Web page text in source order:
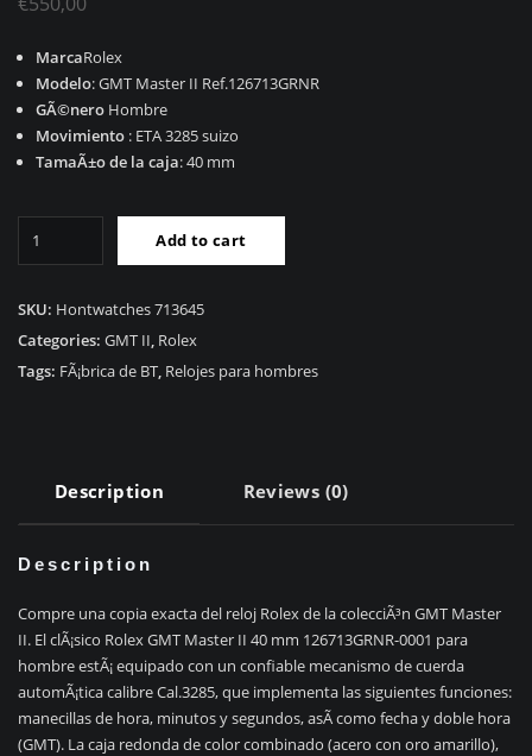
MarcaRolex
Modelo: GMT Master II Ref.126713GRNR
GÃ©nero Hombre
Movimiento : ETA 3285 suizo
TamaÃ±o de la caja: 40 mm
Master
II
126713GRNR
Add to cart
SKU: Hontwatches 713645
Categories: GMT II, Rolex
Tags: FÃ¡brica de BT, Relojes para hombres
Description Reviews (0)
Description
Compre una copia exacta del reloj Rolex de la colecciÃ³n GMT Master
II. El clÃ¡sico Rolex GMT Master II 40 mm 126713GRNR-0001 para
hombre estÃ¡ equipado con un confiable mecanismo de cuerda
automÃ¡tica calibre Cal.3285, que implementa las siguientes funciones:
manecillas de hora, minutos y segundos, asÃ­ como fecha y doble hora
(GMT). La caja redonda de color combinado (acero con oro amarillo),